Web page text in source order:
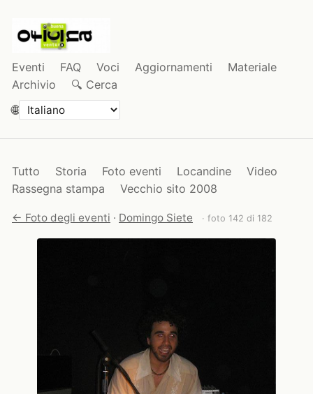
Eventi FAQ Voci Aggiornamenti
Materiale
Archivio
🔍 Cerca
🌐
Tutto Storia Foto eventi Locandine
Video
Rassegna stampa
Vecchio sito 2008
← Foto degli eventi · Domingo Siete · foto 142 di 182